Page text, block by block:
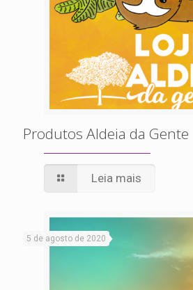
Produtos Aldeia da Gente
Leia mais
5 de agosto de 2020